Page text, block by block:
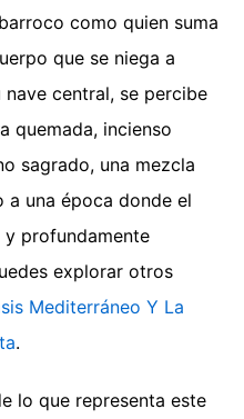
como quien suma
que se niega a
central, se percibe
quemada, incienso
sagrado, una mezcla
una época donde el
y profundamente
explorar otros
Mediterráneo Y La
.
lo que representa este